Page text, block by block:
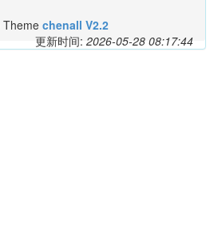
Theme chenall V2.2
更新时间: 2026-05-28 08:17:44